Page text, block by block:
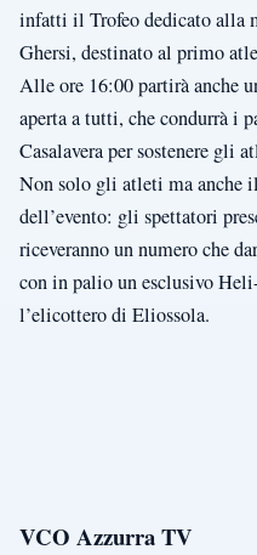
infatti il Trofeo dedicato alla
Ghersi, destinato al primo
Alle ore 16:00 partirà anche
aperta a tutti, che condurrà i
Casalavera per sostenere gli
Non solo gli atleti ma anche
dell’evento: gli spettatori
riceveranno un numero che
con in palio un esclusivo
l’elicottero di Eliossola.
VCO Azzurra TV